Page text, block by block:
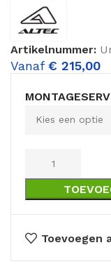
Artikelnummer:
Vanaf € 215,00
Toevoegen